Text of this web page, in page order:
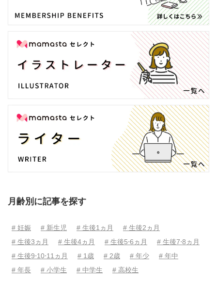
月齢別に記事を探す
# 妊娠 # 新生児 # 生後1ヵ月
# 生後2ヵ月
# 生後3ヵ月
# 生後4ヵ月 # 生後5⋅6ヵ月
# 生後7⋅8ヵ月
# 生後9⋅10⋅11ヵ月
# 1歳 # 2歳 # 年少
# 年中
# 年長
# 小学生 # 中学生 # 高校生